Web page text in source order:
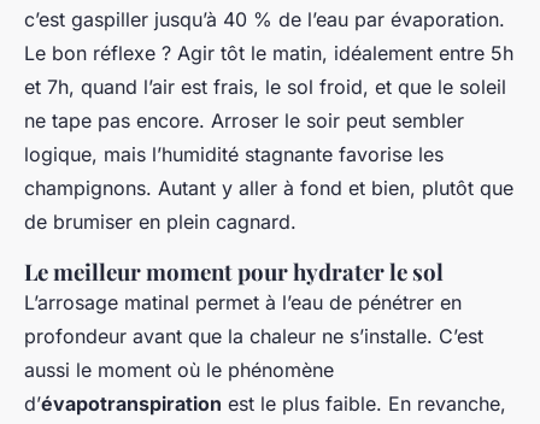
c’est gaspiller jusqu’à 40 % de l’eau par évaporation.
Le bon réflexe ? Agir tôt le matin, idéalement entre 5h
et 7h, quand l’air est frais, le sol froid, et que le soleil
ne tape pas encore. Arroser le soir peut sembler
logique, mais l’humidité stagnante favorise les
champignons. Autant y aller à fond et bien, plutôt que
de brumiser en plein cagnard.
Le meilleur moment pour hydrater le sol
L’arrosage matinal permet à l’eau de pénétrer en
profondeur avant que la chaleur ne s’installe. C’est
aussi le moment où le phénomène
d’évapotranspiration est le plus faible. En revanche,